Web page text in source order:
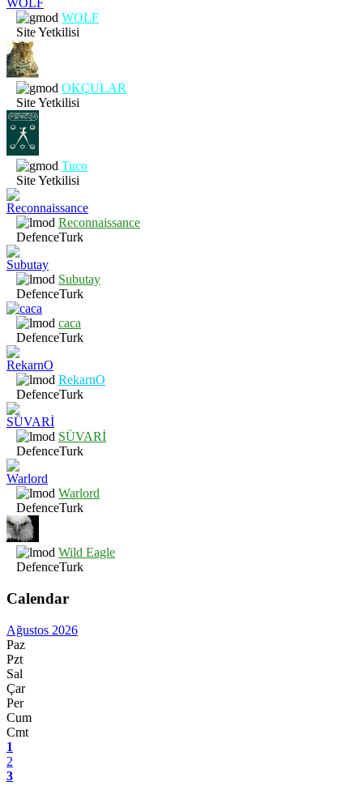
WOLF
Site Yetkilisi
OKÇULAR
Site Yetkilisi
Tuco
Site Yetkilisi
Reconnaissance
DefenceTurk
Subutay
DefenceTurk
caca
DefenceTurk
RekarnO
DefenceTurk
SÜVARİ
DefenceTurk
Warlord
DefenceTurk
Wild Eagle
DefenceTurk
Calendar
Ağustos 2026
Paz
Pzt
Sal
Çar
Per
Cum
Cmt
1
2
3